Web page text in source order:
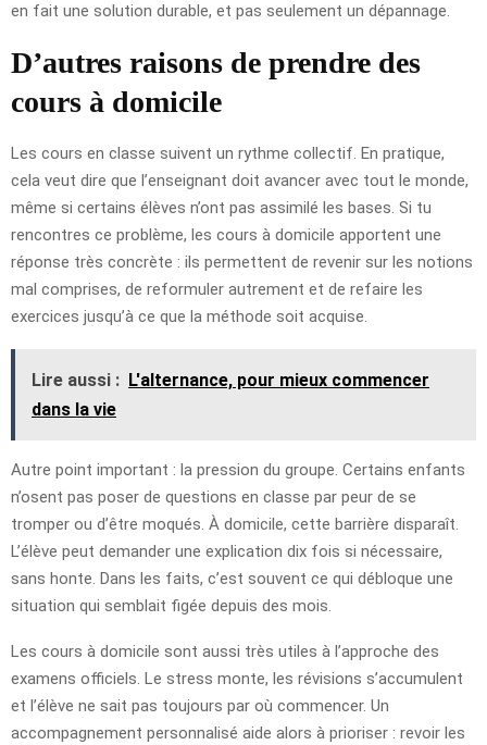
en fait une solution durable, et pas seulement un dépannage.
D’autres raisons de prendre des
cours à domicile
Les cours en classe suivent un rythme collectif. En pratique,
cela veut dire que l’enseignant doit avancer avec tout le monde,
même si certains élèves n’ont pas assimilé les bases. Si tu
rencontres ce problème, les cours à domicile apportent une
réponse très concrète : ils permettent de revenir sur les notions
mal comprises, de reformuler autrement et de refaire les
exercices jusqu’à ce que la méthode soit acquise.
Lire aussi : L'alternance, pour mieux commencer
dans la vie
Autre point important : la pression du groupe. Certains enfants
n’osent pas poser de questions en classe par peur de se
tromper ou d’être moqués. À domicile, cette barrière disparaît.
L’élève peut demander une explication dix fois si nécessaire,
sans honte. Dans les faits, c’est souvent ce qui débloque une
situation qui semblait figée depuis des mois.
Les cours à domicile sont aussi très utiles à l’approche des
examens officiels. Le stress monte, les révisions s’accumulent
et l’élève ne sait pas toujours par où commencer. Un
accompagnement personnalisé aide alors à prioriser : revoir les